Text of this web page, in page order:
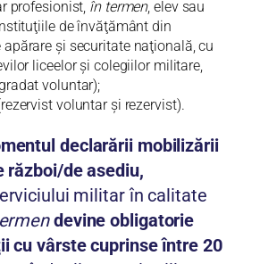
profesionist, în termen, elev sau
de învăţământ din
apărare şi securitate naţională, cu
liceelor şi colegiilor militare,
voluntar);
voluntar și rezervist).
declarării mobilizării
război/de asediu,
militar în calitate
devine obligatorie
cu vârste cuprinse între 20